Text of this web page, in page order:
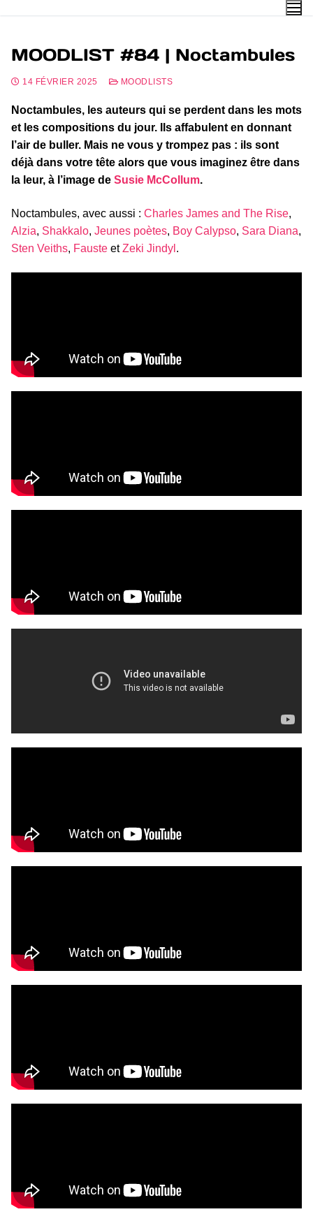
MOODLIST #84 | Noctambules
14 FÉVRIER 2025 MOODLISTS
Noctambules, les auteurs qui se perdent dans les mots
et les compositions du jour. Ils affabulent en donnant
l’air de buller. Mais ne vous y trompez pas : ils sont
déjà dans votre tête alors que vous imaginez être dans
la leur, à l’image de Susie McCollum.
Noctambules, avec aussi : Charles James and The Rise,
Alzia, Shakkalo, Jeunes poètes, Boy Calypso, Sara Diana,
Sten Veiths, Fauste etZeki Jindyl .